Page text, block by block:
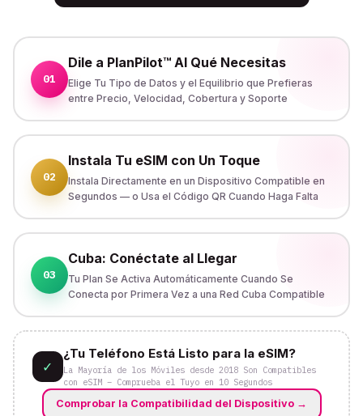
01
Dile a PlanPilot™ AI Qué Necesitas
Elige Tu Tipo de Datos y el Equilibrio que Prefieras
entre Precio, Velocidad, Cobertura y Soporte
02
Instala Tu eSIM con Un Toque
Instala Directamente en un Dispositivo Compatible en
Segundos — o Usa el Código QR Cuando Haga Falta
03
Cuba: Conéctate al Llegar
Tu Plan Se Activa Automáticamente Cuando Se
Conecta por Primera Vez a una Red Cuba Compatible
✓
¿Tu Teléfono Está Listo para la eSIM?
La Mayoría de los Móviles desde 2018 Son Compatibles
con eSIM – Comprueba el Tuyo en 10 Segundos
Comprobar la Compatibilidad del Dispositivo →